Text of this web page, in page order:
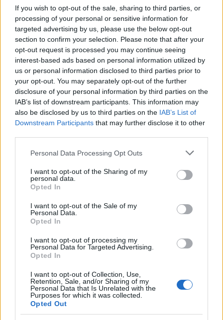
If you wish to opt-out of the sale, sharing to third parties, or
processing of your personal or sensitive information for
targeted advertising by us, please use the below opt-out
section to confirm your selection. Please note that after your
opt-out request is processed you may continue seeing
interest-based ads based on personal information utilized by
us or personal information disclosed to third parties prior to
your opt-out. You may separately opt-out of the further
disclosure of your personal information by third parties on the
IAB’s list of downstream participants. This information may
also be disclosed by us to third parties on the IAB’s List of
Downstream Participants that may further disclose it to other
Please note that this website/app uses one or more Google
not limited to your visit or usage behaviour. You may click to
grant or deny consent to Google and its third-party tags to
use your data for below specified purposes in below Google
consent section.
Personal Data Processing Opt Outs
I want to opt-out of the Sharing of my
personal data.
Opted In
I want to opt-out of the Sale of my
Personal Data.
Opted In
I want to opt-out of processing my
Personal Data for Targeted Advertising.
Opted In
I want to opt-out of Collection, Use,
Retention, Sale, and/or Sharing of my
Personal Data that Is Unrelated with the
Purposes for which it was collected.
Opted Out
AUTORE
Staff
Continua a leggere